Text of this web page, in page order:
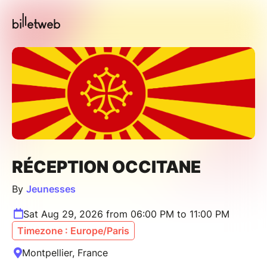
RÉCEPTION OCCITANE
By Jeunesses
Sat Aug 29, 2026 from 06:00 PM to 11:00 PM
Timezone : Europe/Paris
Montpellier, France